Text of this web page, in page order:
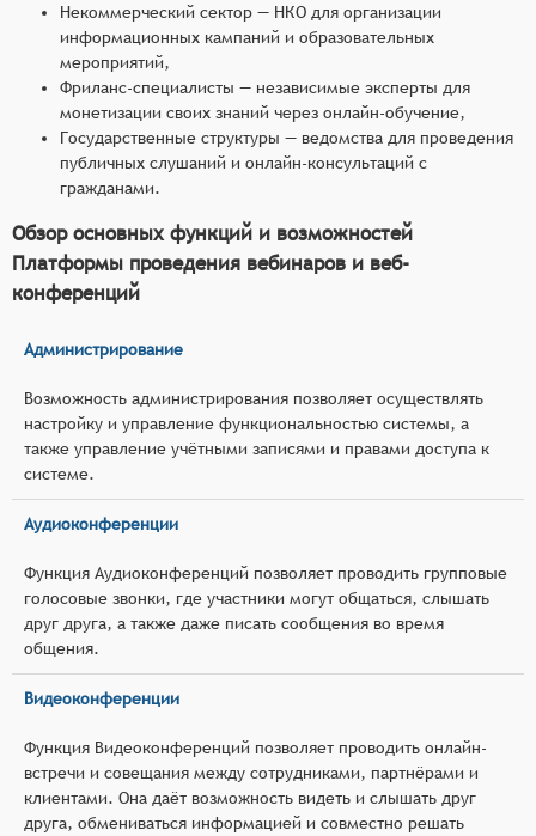
Некоммерческий сектор — НКО для организации
информационных кампаний и образовательных
мероприятий,
Фриланс-специалисты — независимые эксперты для
монетизации своих знаний через онлайн-обучение,
Государственные структуры — ведомства для проведения
публичных слушаний и онлайн-консультаций с
гражданами.
Обзор основных функций и возможностей
Платформы проведения вебинаров и веб-
конференций
Администрирование
Возможность администрирования позволяет осуществлять
настройку и управление функциональностью системы, а
также управление учётными записями и правами доступа к
системе.
Аудиоконференции
Функция Аудиоконференций позволяет проводить групповые
голосовые звонки, где участники могут общаться, слышать
друг друга, а также даже писать сообщения во время
общения.
Видеоконференции
Функция Видеоконференций позволяет проводить онлайн-
встречи и совещания между сотрудниками, партнёрами и
клиентами. Она даёт возможность видеть и слышать друг
друга, обмениваться информацией и совместно решать